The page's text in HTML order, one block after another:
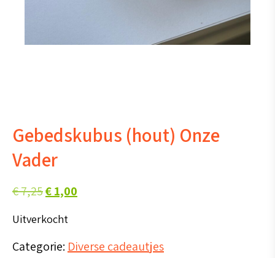
Gebedskubus (hout) Onze
Vader
€7,25Oorspronkelijke
€ 7,25.
€1,00
€ 1,00.
Uitverkocht
Categorie: Diverse cadeautjes